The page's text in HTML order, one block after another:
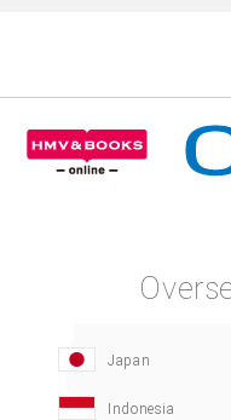
Japan
Indonesia